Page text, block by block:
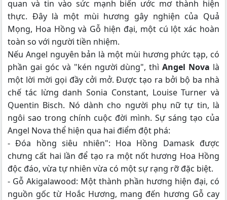
quan và tin vào sức mạnh biến ước mơ thành hiện
thực. Đây là một mùi hương gây nghiện của Quả
Mọng, Hoa Hồng và Gỗ hiện đại, một cú lột xác hoàn
toàn so với người tiền nhiệm.
Nếu Angel nguyên bản là một mùi hương phức tạp, có
phần gai góc và "kén người dùng", thìAngel Nova là
một lời mời gọi đầy cởi mở. Được tạo ra bởi bộ ba nhà
chế tác lừng danh Sonia Constant, Louise Turner và
Quentin Bisch. Nó dành cho người phụ nữ tự tin, là
ngôi sao trong chính cuộc đời mình. Sự sáng tạo của
Angel Nova thể hiện qua hai điểm đột phá:
- Đóa hồng siêu nhiên": Hoa Hồng Damask được
chưng cất hai lần để tạo ra một nốt hương Hoa Hồng
độc đáo, vừa tự nhiên vừa có một sự rạng rỡ đặc biệt.
- Gỗ Akigalawood: Một thành phần hương hiện đại, có
nguồn gốc từ Hoắc Hương, mang đến hương Gỗ cay